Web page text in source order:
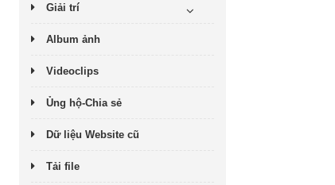
Giải trí
Album ảnh
Videoclips
Ủng hộ-Chia sẻ
Dữ liệu Website cũ
Tải file